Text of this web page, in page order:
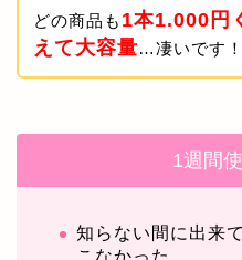
どの商品も 1本1.000円
えて大容量…凄いです！
1週間
知らない間に出来
こなかった